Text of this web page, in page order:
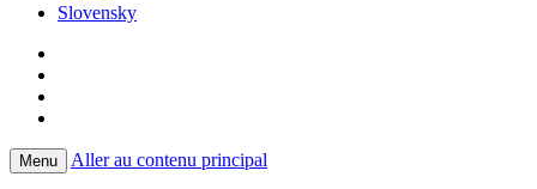
Slovensky
Menu Aller au contenu principal